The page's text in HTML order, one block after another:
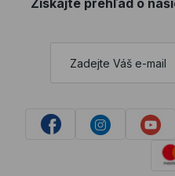
Získajte prehľad o